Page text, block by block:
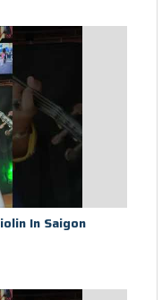
In Saigon